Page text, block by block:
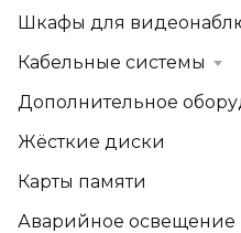
Шкафы для
Кабельные системы
Дополнительное
Жёсткие диски
Карты памяти
Аварийное освещение